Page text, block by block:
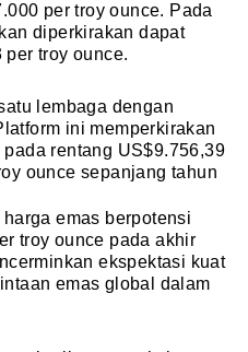
per troy ounce. Pada
diperkirakan dapat
troy ounce.
lembaga dengan
ini memperkirakan
rentang US$9.756,39
ounce sepanjang tahun
emas berpotensi
troy ounce pada akhir
ekspektasi kuat
emas global dalam